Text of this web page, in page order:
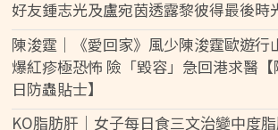
好友鍾志光及盧宛茵透露黎彼得最後時
陳浚霆｜《愛回家》風少陳浚霆歐遊行
爆紅疹極恐怖 險「毀容」急回港求醫
日防蟲貼士】
KO脂肪肝｜女子每日食三文治變中度